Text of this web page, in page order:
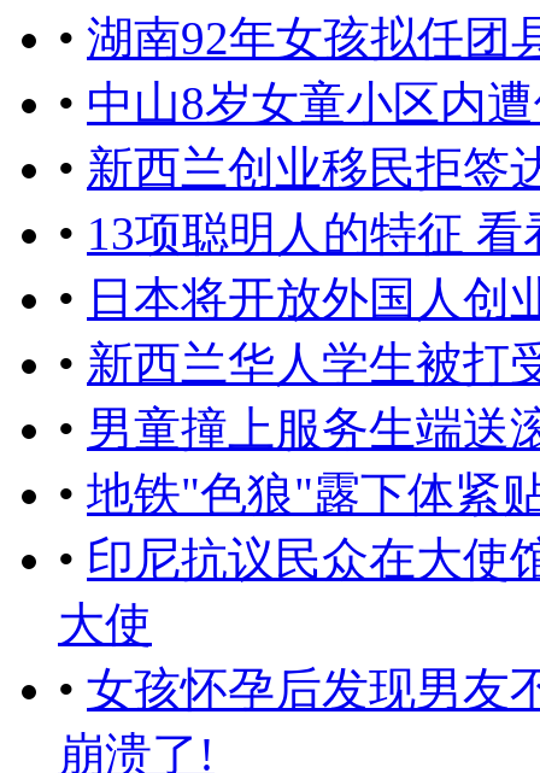
• 湖南92年女孩拟任团
• 中山8岁女童小区内
• 新西兰创业移民拒签
• 13项聪明人的特征
• 日本将开放外国人创
• 新西兰华人学生被打
• 男童撞上服务生端送
• 地铁"色狼"露下体紧
• 印尼抗议民众在大使
大使
• 女孩怀孕后发现男友
崩溃了!